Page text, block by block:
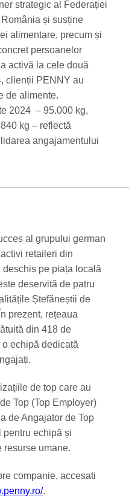
strategic al Federației
și susține
alimentare, precum și
persoanelor
activă la cele două
clienții PENNY au
de alimente.
2024 – 95.000 kg,
kg – reflectă
angajamentului
al grupului german
retaileri din
pe piața locală
deservită de patru
Ștefăneștii de
prezent, rețeaua
din 418 de
echipă dedicată
de top care au
Top (Top Employer)
de Angajator de Top
pentru echipă și
resurse umane.
companie, accesati
.